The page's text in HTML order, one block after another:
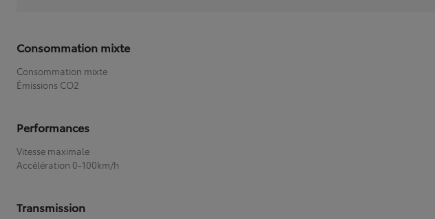
Consommation mixte
Consommation mixte
Émissions CO2
Performances
Vitesse maximale
Accélération 0-100km/h
Transmission